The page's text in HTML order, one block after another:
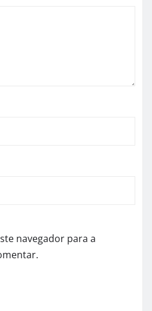
navegador para a